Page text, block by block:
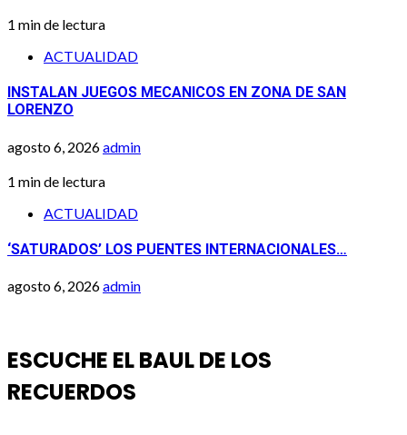
1 min de lectura
ACTUALIDAD
INSTALAN JUEGOS MECANICOS EN ZONA DE SAN
LORENZO
agosto 6, 2026admin
1 min de lectura
ACTUALIDAD
‘SATURADOS’ LOS PUENTES INTERNACIONALES…
agosto 6, 2026admin
ESCUCHE EL BAUL DE LOS
RECUERDOS